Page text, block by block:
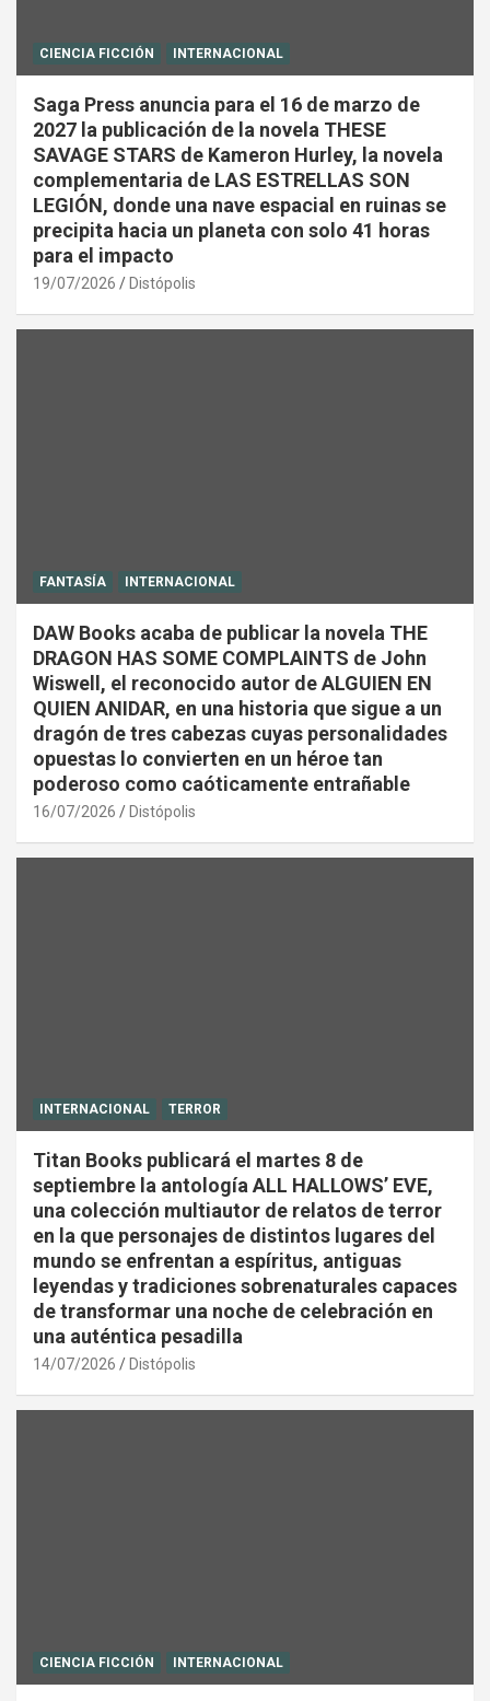
CIENCIA FICCIÓN INTERNACIONAL
Saga Press anuncia para el 16 de marzo de
2027 la publicación de la novela THESE
SAVAGE STARS de Kameron Hurley, la novela
complementaria de LAS ESTRELLAS SON
LEGIÓN, donde una nave espacial en ruinas se
precipita hacia un planeta con solo 41 horas
para el impacto
19/07/2026 Distópolis
FANTASÍA INTERNACIONAL
DAW Books acaba de publicar la novela THE
DRAGON HAS SOME COMPLAINTS de John
Wiswell, el reconocido autor de ALGUIEN EN
QUIEN ANIDAR, en una historia que sigue a un
dragón de tres cabezas cuyas personalidades
opuestas lo convierten en un héroe tan
poderoso como caóticamente entrañable
16/07/2026 Distópolis
INTERNACIONAL TERROR
Titan Books publicará el martes 8 de
septiembre la antología ALL HALLOWS’ EVE,
una colección multiautor de relatos de terror
en la que personajes de distintos lugares del
mundo se enfrentan a espíritus, antiguas
leyendas y tradiciones sobrenaturales capaces
de transformar una noche de celebración en
una auténtica pesadilla
14/07/2026 Distópolis
CIENCIA FICCIÓN INTERNACIONAL